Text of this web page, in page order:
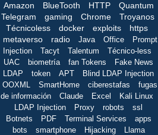
Amazon
BlueTooth HTTP
Quantum
Telegram
gaming Chrome
Troyanos
Técnicoless
docker exploits
https
metaverso
radio Java Office
Prompt
Injection
Tacyt Talentum
Técnico-less
UAC
biometría fan Tokens
Fake News
LDAP
token APT
Blind LDAP Injection
OOXML
SmartHome ciberestafas
fugas
de información
Claude Excel
Kali Linux
LDAP Injection
Proxy robots
ssl
Botnets
PDF Terminal Services
apps
bots
smartphone Hijacking
Llama